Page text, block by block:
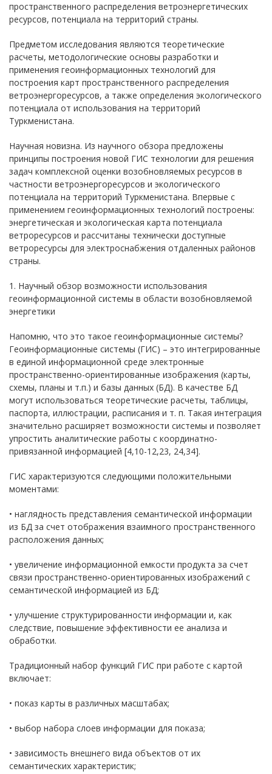
пространственного распределения ветроэнергетических
ресурсов, потенциала на территорий страны.
Предметом исследования являются теоретические
расчеты, методологические основы разработки и
применения геоинформационных технологий для
построения карт пространственного распределения
ветроэнергоресурсов, а также определения экологического
потенциала от использования на территорий
Туркменистана.
Научная новизна. Из научного обзора предложены
принципы построения новой ГИС технологии для решения
задач комплексной оценки возобновляемых ресурсов в
частности ветроэнергоресурсов и экологического
потенциала на территорий Туркменистана. Впервые с
применением геоинформационных технологий построены:
энергетическая и экологическая карта потенциала
ветроресурсов и рассчитаны технически доступные
ветроресурсы для электроснабжения отдаленных районов
страны.
1. Научный обзор возможности использования
геоинформационной системы в области возобновляемой
энергетики
Напомню, что это такое геоинформационные системы?
Геоинформационные системы (ГИС) – это интегрированные
в единой информационной среде электронные
пространственно-ориентированные изображения (карты,
схемы, планы и т.п.) и базы данных (БД). В качестве БД
могут использоваться теоретические расчеты, таблицы,
паспорта, иллюстрации, расписания и т. п. Такая интеграция
значительно расширяет возможности системы и позволяет
упростить аналитические работы с координатно-
привязанной информацией [4,10-12,23, 24,34].
ГИС характеризуются следующими положительными
моментами:
• наглядность представления семантической информации
из БД за счет отображения взаимного пространственного
расположения данных;
• увеличение информационной емкости продукта за счет
связи пространственно-ориентированных изображений с
семантической информацией из БД;
• улучшение структурированности информации и, как
следствие, повышение эффективности ее анализа и
обработки.
Традиционный набор функций ГИС при работе с картой
включает:
• показ карты в различных масштабах;
• выбор набора слоев информации для показа;
• зависимость внешнего вида объектов от их
семантических характеристик;